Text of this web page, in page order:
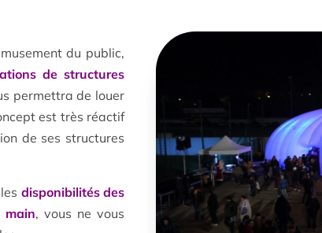
du public,
de structures
permettra de louer
est très réactif
de ses structures
disponibilités des
main, vous ne vous